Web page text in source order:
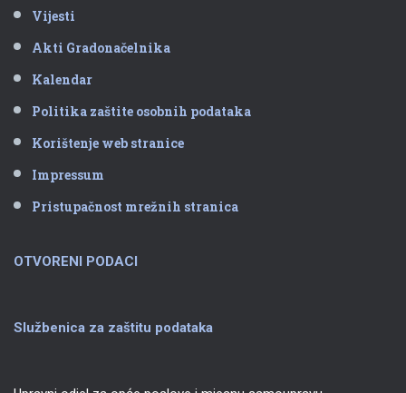
Vijesti
Akti Gradonačelnika
Kalendar
Politika zaštite osobnih podataka
Korištenje web stranice
Impressum
Pristupačnost mrežnih stranica
OTVORENI PODACI
Službenica za zaštitu podataka